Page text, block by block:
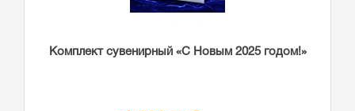
Комплект сувенирный «С Новым 2025 годом!»